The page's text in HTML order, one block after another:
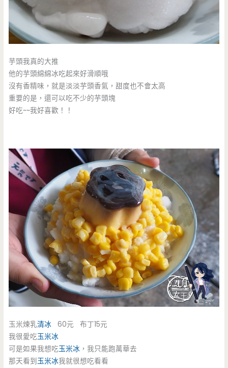
芋頭我真的大推
他的芋頭綿綿冰吃起來好滑順哦
沒有香精味，就是淡淡芋頭香氣，甜度也不會太高
重要的是，還可以吃不少的芋頭塊
好吃~~我好喜歡！！
玉米煉乳清冰 60元 布丁15元
我很愛吃玉米冰
可是如果我想吃玉米冰 ，我只能跑萬華去
那天看到玉米冰我就很想吃看看